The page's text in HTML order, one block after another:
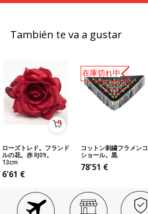
También te va a gustar
ローズトレド。フランド
ルの花。赤 RJ09。
13cm
6'61 €
コットン刺繍フラメンコ
ショール。黒
78'51 €
在庫切れ中